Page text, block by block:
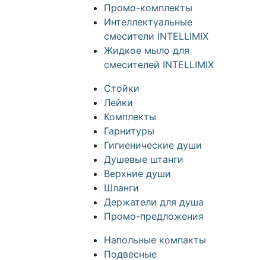
Промо-комплекты
Интеллектуальные
смесители INTELLIMIX
Жидкое мыло для
смесителей INTELLIMIX
Стойки
Лейки
Комплекты
Гарнитуры
Гигиенические души
Душевые штанги
Верхние души
Шланги
Держатели для душа
Промо-предложения
Напольные компакты
Подвесные